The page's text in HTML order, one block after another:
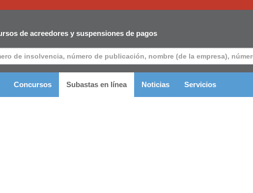
de acreedores y suspensiones de pagos
Concursos Subastas en línea Noticias Servicios